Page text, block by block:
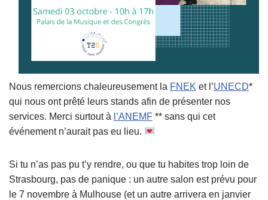
Nous remercions chaleureusement la FNEK et l’UNECD*
qui nous ont prêté leurs stands afin de présenter nos
services. Merci surtout à l’ANEMF ** sans qui cet
événement n’aurait pas eu lieu.
Si tu n’as pas pu t’y rendre, ou que tu habites trop loin de
Strasbourg, pas de panique : un autre salon est prévu pour
le 7 novembre à Mulhouse (et un autre arrivera en janvier